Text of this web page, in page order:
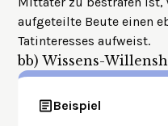
aufgeteilte Beute einen
Tatinteresses aufweist.
bb) Wissens-
Beispiel